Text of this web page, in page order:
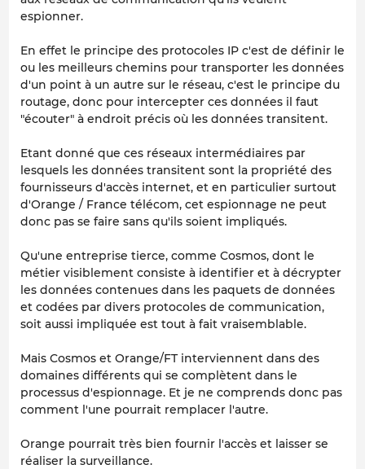
espionner.
En effet le principe des protocoles IP c'est de définir le
ou les meilleurs chemins pour transporter les données
d'un point à un autre sur le réseau, c'est le principe du
routage, donc pour intercepter ces données il faut
"écouter" à endroit précis où les données transitent.
Etant donné que ces réseaux intermédiaires par
lesquels les données transitent sont la propriété des
fournisseurs d'accès internet, et en particulier surtout
d'Orange / France télécom, cet espionnage ne peut
donc pas se faire sans qu'ils soient impliqués.
Qu'une entreprise tierce, comme Cosmos, dont le
métier visiblement consiste à identifier et à décrypter
les données contenues dans les paquets de données
et codées par divers protocoles de communication,
soit aussi impliquée est tout à fait vraisemblable.
Mais Cosmos et Orange/FT interviennent dans des
domaines différents qui se complètent dans le
processus d'espionnage. Et je ne comprends donc pas
comment l'une pourrait remplacer l'autre.
Orange pourrait très bien fournir l'accès et laisser se
réaliser la surveillance.